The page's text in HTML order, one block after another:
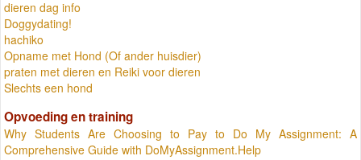
dieren dag info
Doggydating!
hachiko
Opname met Hond (Of ander huisdier)
praten met dieren en Reiki voor dieren
Slechts een hond
Opvoeding en training
Why Students Are Choosing to Pay to Do My Assignment: A
Comprehensive Guide with DoMyAssignment.Help